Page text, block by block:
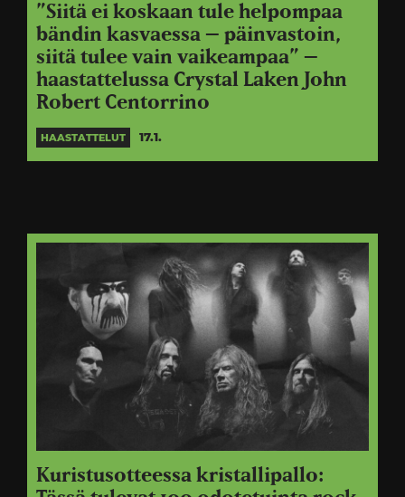
”Siitä ei koskaan tule helpompaa
bändin kasvaessa – päinvastoin,
siitä tulee vain vaikeampaa” –
haastattelussa Crystal Laken John
Robert Centorrino
HAASTATTELUT 17.1.
Kuristusotteessa kristallipallo: